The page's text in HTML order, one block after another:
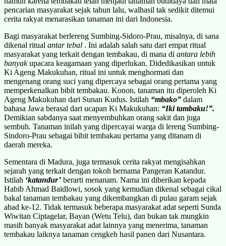
pencarian masyarakat sejak tahun lalu, walhasil tak sedikit ditemui
cerita rakyat menarasikan tanaman ini dari Indonesia.
Bagi masyarakat berlereng Sumbing-Sidoro-Prau, misalnya, di sana
dikenal ritual antar tebal . Ini adalah salah satu dari empat ritual
masyarakat yang terkait dengan tembakau, di mana di antara lebih
banyakupacara keagamaan yang diperlukan. Didedikasikan untuk
Ki Ageng Makukuhan, ritual ini untuk menghormati dan
mengenang orang suci yang dipercaya sebagai orang pertama yang
memperkenalkan bibit tembakau. Konon, tanaman itu diperoleh Ki
Ageng Makukuhan dari Sunan Kudus. Istilah “mbako” dalam
bahasa Jawa berasal dari ucapan Ki Makukuhan: “Iki tambaku!”.
Demikian sabdanya saat menyembuhkan orang sakit dan juga
sembuh. Tanaman inilah yang dipercayai warga di lereng Sumbing-
Sindoro-Prau sebagai bibit tembakau pertama yang ditanam di
daerah mereka.
Sementara di Madura, juga termasuk cerita rakyat mengisahkan
sejarah yang terkait dengan tokoh bernama Pangeran Katandur.
Istilah ‘katandur’ berarti menanam. Nama ini diberikan kepada
Habib Ahmad Baidlowi, sosok yang kemudian dikenal sebagai cikal
bakal tanaman tembakau yang dikembangkan di pulau garam sejak
abad ke-12. Tidak termasuk beberapa masyarakat adat seperti Sunda
Wiwitan Ciptagelar, Bayan (Wetu Telu), dan bukan tak mungkin
masih banyak masyarakat adat lainnya yang menerima, tanaman
tembakau laiknya tanaman cengkeh hasil panen dari Nusantara.